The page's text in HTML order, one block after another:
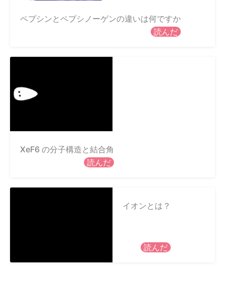
ペプシンとペプシノーゲンの違いは何ですか
読んだ
XeF6 の分子構造と結合角
読んだ
イオンとは？
読んだ